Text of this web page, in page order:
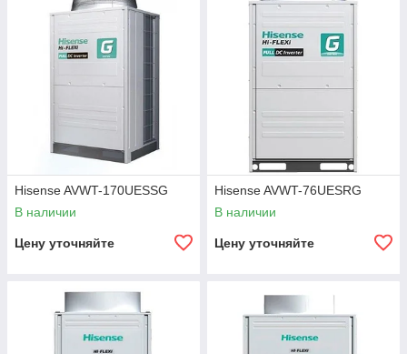
Hisense AVWT-170UESSG
В наличии
Цену уточняйте
Hisense AVWT-76UESRG
В наличии
Цену уточняйте